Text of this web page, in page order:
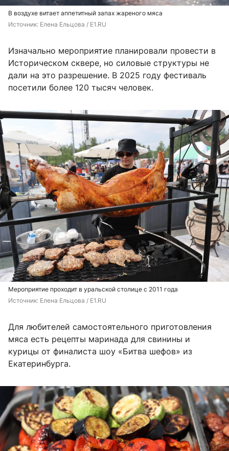
В воздухе витает аппетитный запах жареного мяса
Источник: Елена Ельцова / E1.RU
Изначально мероприятие планировали провести в
Историческом сквере, но силовые структуры не
дали на это разрешение. В 2025 году фестиваль
посетили более 120 тысяч человек.
Мероприятие проходит в уральской столице с 2011 года
Источник: Елена Ельцова / E1.RU
Для любителей самостоятельного приготовления
мяса есть рецепты маринада для свинины и
курицы от финалиста шоу «Битва шефов» из
Екатеринбурга.